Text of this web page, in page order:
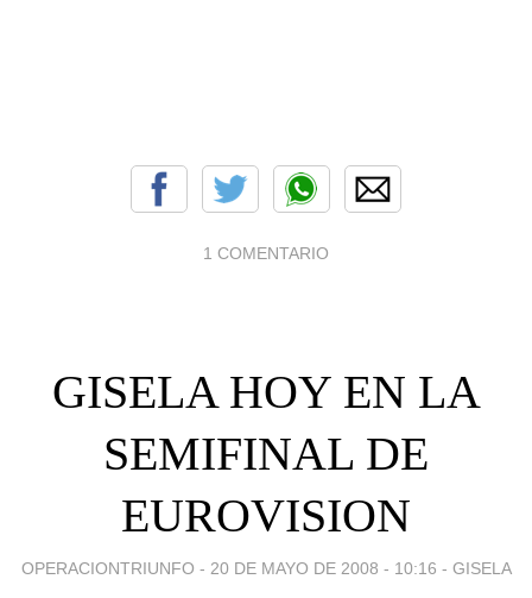
1 COMENTARIO
GISELA HOY EN LA
SEMIFINAL DE
EUROVISION
OPERACIONTRIUNFO - 20 DE MAYO DE 2008 - 10:16 - GISELA